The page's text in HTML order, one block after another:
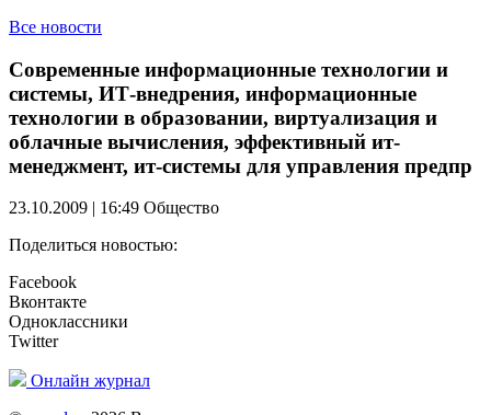
Все новости
Современные информационные технологии и
системы, ИТ-внедрения, информационные
технологии в образовании, виртуализация и
облачные вычисления, эффективный ит-
менеджмент, ит-системы для управления предпр
23.10.2009 | 16:49 Общество
Поделиться новостью:
Facebook
Вконтакте
Одноклассники
Twitter
Онлайн журнал